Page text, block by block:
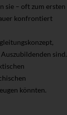
sie – oft zum ersten
konfrontiert
sind.
könnten.